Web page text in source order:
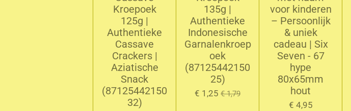
Kroepoek
125g |
Authentieke
Cassave
Crackers |
Aziatische
Snack
(87125442150
32)
135g |
Authentieke
Indonesische
Garnalenkroep
oek
(87125442150
25)
€ 1,25 € 1,79
voor kinderen
– Persoonlijk
& uniek
cadeau | Six
Seven - 67
hype
80x65mm
hout
€ 4,95